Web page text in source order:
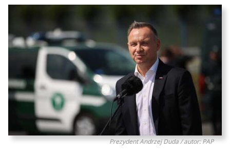
Prezydent Andrzej Duda / autor: PAP